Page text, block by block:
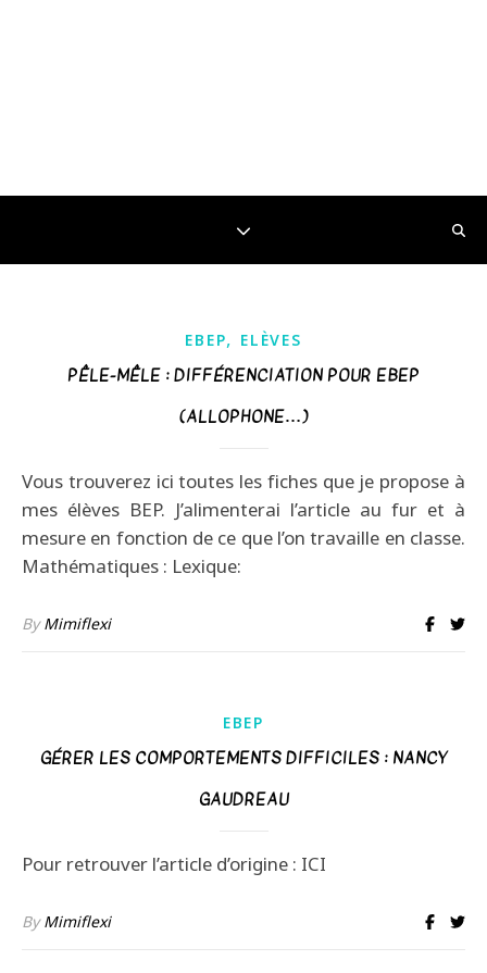
EBEP, ELÈVES
PÊLE-MÊLE : DIFFÉRENCIATION POUR EBEP
(ALLOPHONE…)
Vous trouverez ici toutes les fiches que je propose à
mes élèves BEP. J’alimenterai l’article au fur et à
mesure en fonction de ce que l’on travaille en classe.
Mathématiques : Lexique:
ByMimiflexi
EBEP
GÉRER LES COMPORTEMENTS DIFFICILES : NANCY
GAUDREAU
Pour retrouver l’article d’origine : ICI
ByMimiflexi